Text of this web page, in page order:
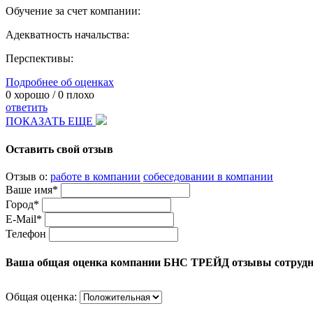
Обучение за счет компании:
Адекватность начальства:
Перспективы:
Подробнее об оценках
0 хорошо /0 плохо
ответить
ПОКАЗАТЬ ЕЩЕ
Оставить свой отзыв
Отзыв о: работе в компании собеседовании в компании
Ваше имя*
Город*
E-Mail*
Телефон
Ваша общая оценка компании БНС ТРЕЙД отзывы
Общая оценка: